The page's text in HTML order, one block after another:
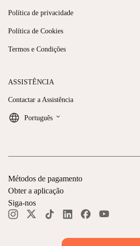
Política de privacidade
Política de Cookies
Termos e Condições
ASSISTÊNCIA
Contactar a Assistência
Português keyboard_arrow_down
Métodos de pagamento
Obter a aplicação
Siga-nos